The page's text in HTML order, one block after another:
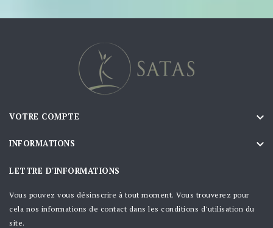
VOTRE COMPTE 
INFORMATIONS 
LETTRE D'INFORMATIONS
Vous pouvez vous désinscrire à tout moment. Vous trouverez pour
cela nos informations de contact dans les conditions d'utilisation du
site.